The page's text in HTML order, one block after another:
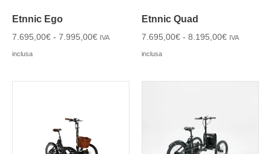
Etnnic Ego
7.695,00€ - 7.995,00€ IVA
inclusa
Etnnic Quad
7.695,00€ - 8.195,00€ IVA
inclusa